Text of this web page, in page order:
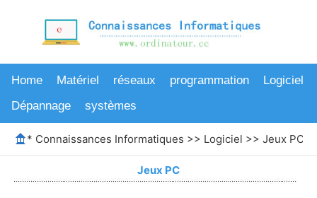
Home Matériel réseaux programmation
Logiciel
Dépannage
systèmes
* Connaissances Informatiques >> Logiciel >> Jeux PC
Jeux PC